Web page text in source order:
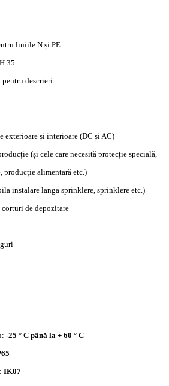
liniile N și PE
35
descrieri
și interioare (DC și AC)
(și cele care necesită protecție specială,
producție alimentară etc.)
instalare langa sprinklere, sprinklere etc.)
de depozitare
-25 ° C până la + 60 ° C
IK07